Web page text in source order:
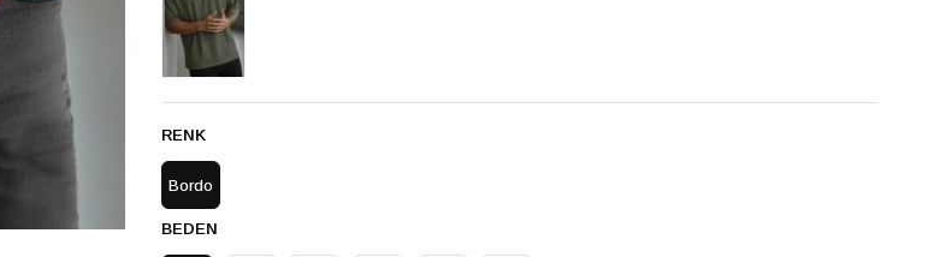
RENK
Bordo
BEDEN